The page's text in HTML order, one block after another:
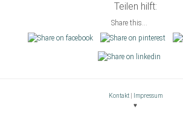
Teilen hilft:
Share this...
Kontakt|
Impressum
♥